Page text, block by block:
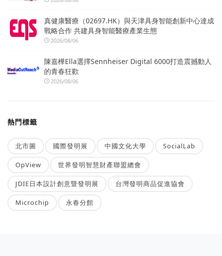
真健康醫療（02697.HK）與天津具身智能創新中心達成
戰略合作 共建具身智能醫療產業生態
2026/08/06
陳嘉樺Ella選擇Sennheiser Digital 6000打造震撼動人
的青春狂歡
2026/08/06
熱門標籤
北市圖 國際發明展 中國文化大學 SocialLab
OpView 世界發明智慧財產聯盟總會
JDIE日本設計創意暨發明展 台灣發明商品促進協會
Microchip 永春分館